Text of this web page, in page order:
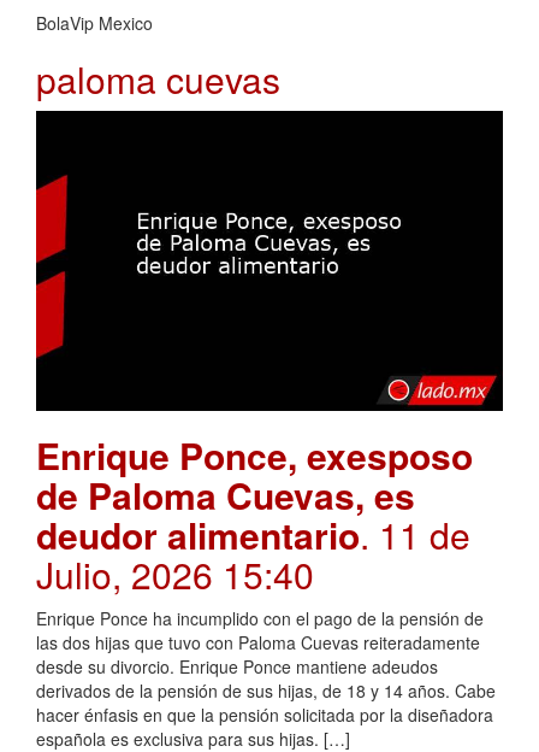
BolaVip Mexico
paloma cuevas
Enrique Ponce, exesposo
de Paloma Cuevas, es
deudor alimentario. 11 de
Julio, 2026 15:40
Enrique Ponce ha incumplido con el pago de la pensión de
las dos hijas que tuvo con Paloma Cuevas reiteradamente
desde su divorcio. Enrique Ponce mantiene adeudos
derivados de la pensión de sus hijas, de 18 y 14 años. Cabe
hacer énfasis en que la pensión solicitada por la diseñadora
española es exclusiva para sus hijas. […]